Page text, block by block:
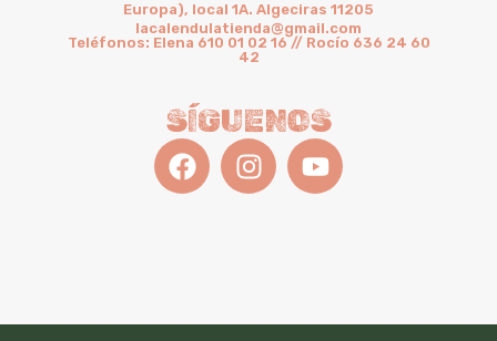
Europa), local 1A. Algeciras 11205
lacalendulatienda@gmail.com
Teléfonos: Elena 610 01 02 16 // Rocío 636 24 60
42
SÍGUENOS